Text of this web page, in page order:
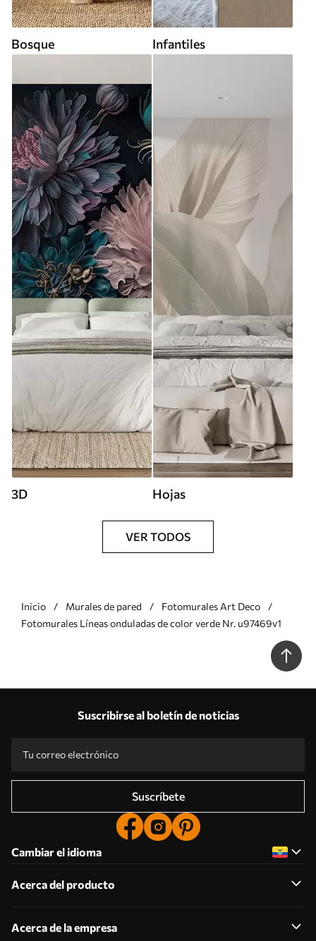
Bosque Infantiles
3D Hojas
VER TODOS
Inicio Murales de pared
Fotomurales Art Deco
Fotomurales Líneas onduladas de color verde Nr. u97469v1
Suscribirse al boletín de noticias
Suscríbete
Cambiar el idioma
Acerca del producto
Acerca de la empresa